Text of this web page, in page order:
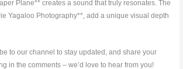
Plane** creates a sound that truly resonates. The
Yagaloo Photography**, add a unique visual depth
to our channel to stay updated, and share your
in the comments – we’d love to hear from you!